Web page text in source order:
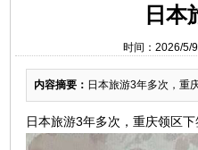
日本
时间：2026/5/
内容摘要： 日本旅游3年多次，重
日本旅游3年多次，重庆领区下